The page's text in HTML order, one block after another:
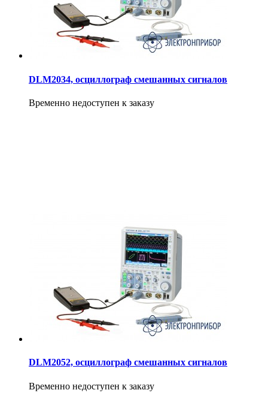
DLM2034, осциллограф смешанных сигналов
Временно недоступен к заказу
DLM2052, осциллограф смешанных сигналов
Временно недоступен к заказу